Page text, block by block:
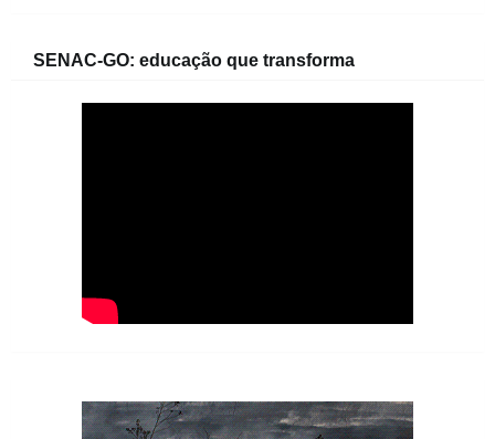
SENAC-GO: educação que transforma